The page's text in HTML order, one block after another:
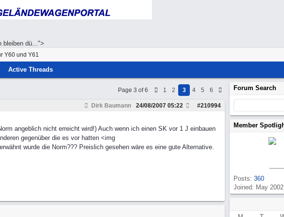
bleiben dü...">
Y60 und Y61
Active Threads
Page 3 of 6 1 2 3 4 5 6
Dirk Baumann #210994
24/08/2007 05:22
angeblich nicht erreicht wird!) Auch wenn ich einen SK vor 1 J einbauen
gegenüber die es vor hatten <img
wurde die Norm??? Preislich gesehen wäre es eine gute Alternative.
Forum Search
Member
Posts: 360
Joined: May 2002